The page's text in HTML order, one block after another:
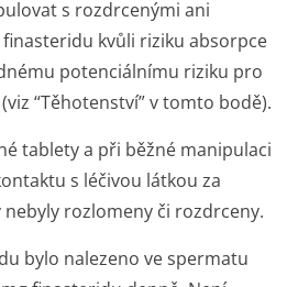
s rozdrcenými ani
kvůli riziku absorpce
potenciálnímu riziku pro
“Těhotenství” v tomto bodě).
tablety a při běžné manipulaci
s léčivou látkou za
rozlomeny či rozdrceny.
bylo nalezeno ve spermatu